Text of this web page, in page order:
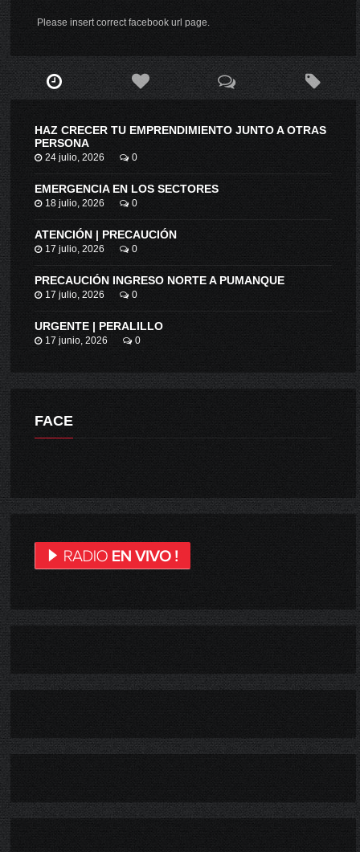
Please insert correct facebook url page.
HAZ CRECER TU EMPRENDIMIENTO JUNTO A OTRAS
PERSONA
24 julio, 2026 0
EMERGENCIA EN LOS SECTORES
18 julio, 2026 0
ATENCIÓN | PRECAUCIÓN
17 julio, 2026 0
PRECAUCIÓN INGRESO NORTE A PUMANQUE
17 julio, 2026 0
URGENTE | PERALILLO
17 junio, 2026 0
FACE